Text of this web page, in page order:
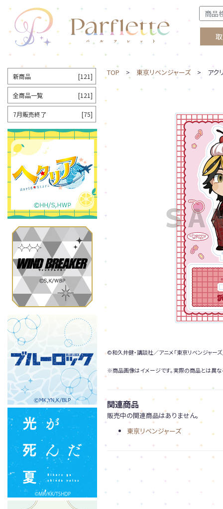
TOP > 東京リベンジャーズ> アクリル
©和久井健・講談社／アニメ「東京リベンジャー
※商品画像はイメージです。実際の商品とは異な
関連商品
販売中の関連商品はありません。
東京リベンジャーズ
新商品 [121]
全商品一覧 [121]
7月販売終了 [75]